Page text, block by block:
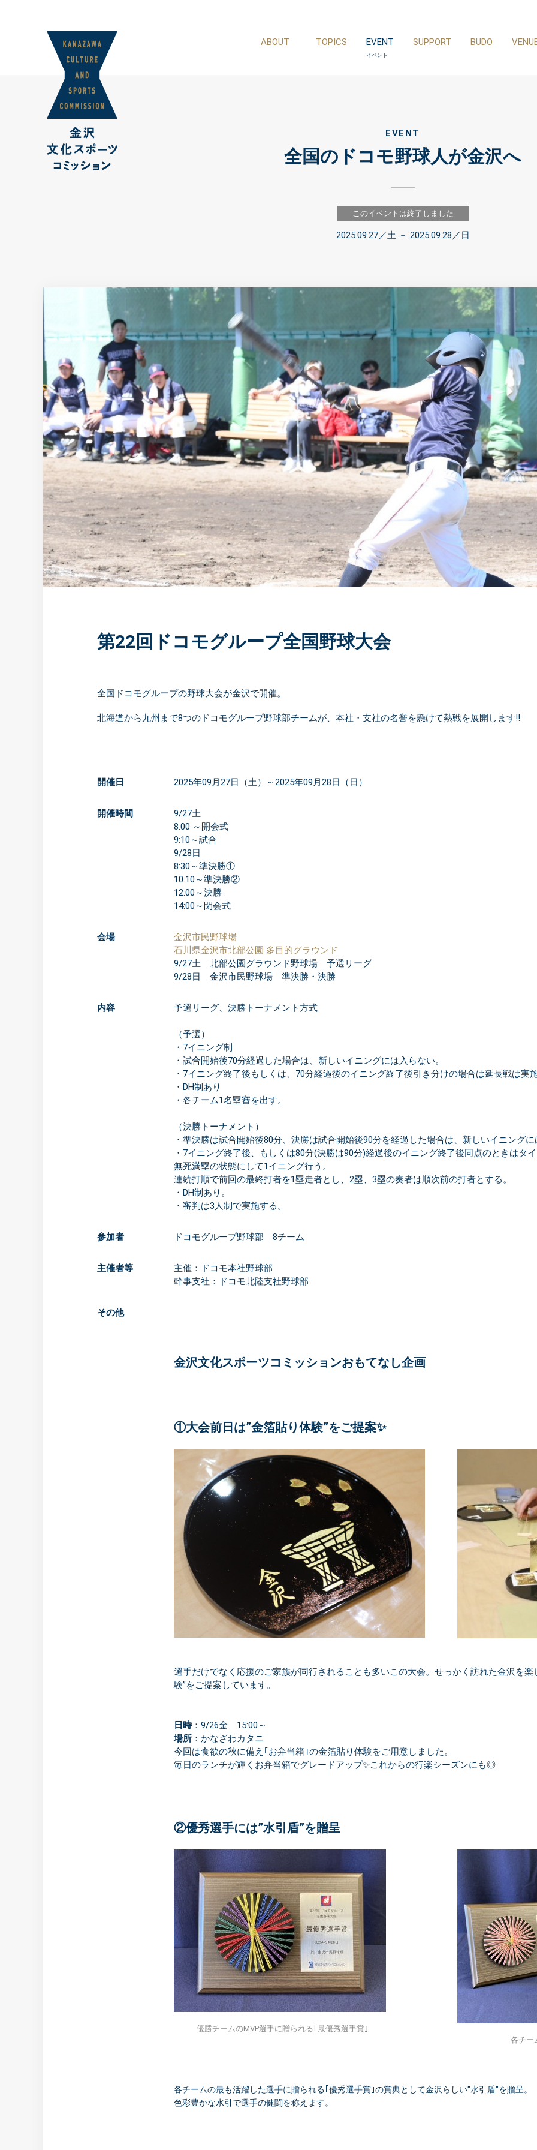
ABOUT TOPICS EVENT
イベント
SUPPORT BUDO
EVENT
全国のドコモ野球人が金沢へ
このイベントは終了しました
2025.09.27／土 － 2025.09.28／日
第22回ドコモグループ全国野球大会
全国ドコモグループの野球大会が金沢で開催。
北海道から九州まで8つのドコモグループ野球部チームが、本社・支社の名誉を懸けて熱戦を展開します!!
開催日 2025年09月27日（土）～2025年09月28日（日）
開催時間
9/27土
8:00 ～開会式
9:10～試合
9/28日
8:30～準決勝①
10:10～準決勝②
12:00～決勝
14:00～閉会式
会場
金沢市民野球場
石川県金沢市北部公園 多目的グラウンド
9/27土 北部公園グラウンド野球場 予選リーグ
9/28日 金沢市民野球場 準決勝・決勝
内容 予選リーグ、決勝トーナメント方式
（予選）
・7イニング制
・試合開始後70分経過した場合は、新しいイニングには入らない。
・7イニング終了後もしくは、70分経過後のイニング終了後引き分けの場合は延長戦は実
・DH制あり
・各チーム1名塁審を出す。
（決勝トーナメント）
・準決勝は試合開始後80分、決勝は試合開始後90分を経過した場合は、新しいイニングに
・7イニング終了後、もしくは80分(決勝は90分)経過後のイニング終了後同点のときはタイ
無死満塁の状態にして1イニング行う。
連続打順で前回の最終打者を1塁走者とし、2塁、3塁の奏者は順次前の打者とする。
・DH制あり。
・審判は3人制で実施する。
参加者 ドコモグループ野球部 8チーム
主催者等
主催：ドコモ本社野球部
幹事支社：ドコモ北陸支社野球部
その他
金沢文化スポーツコミッションおもてなし企画
①大会前日は”金箔貼り体験”をご提案✨
選手だけでなく応援のご家族が同行されることも多いこの大会。せっかく訪れた金沢を
験”をご提案しています。
日時：9/26金 15:00～
場所：かなざわカタニ
今回は食欲の秋に備え｢お弁当箱｣の金箔貼り体験をご用意しました。
毎日のランチが輝くお弁当箱でグレードアップ✨これからの行楽シーズンにも◎
②優秀選手には”水引盾”を贈呈
優勝チームのMVP選手に贈られる｢最優秀選手賞｣
各チー
各チームの最も活躍した選手に贈られる｢優秀選手賞｣の賞典として金沢らしい”水引盾”を贈呈。
色彩豊かな水引で選手の健闘を称えます。